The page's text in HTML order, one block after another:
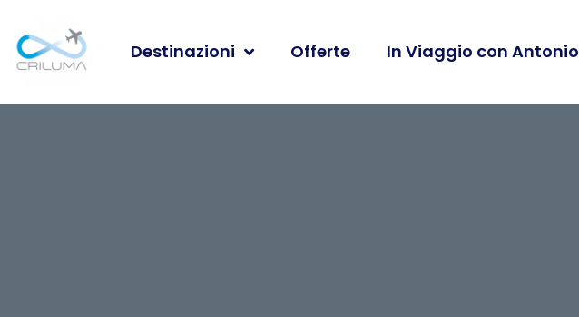
Destinazioni Offerte In Viaggio con Antonio